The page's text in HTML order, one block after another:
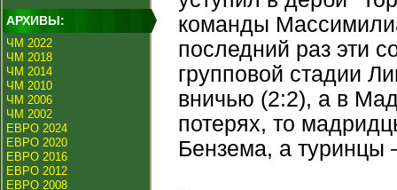
АРХИВЫ:
ЧМ 2022
ЧМ 2018
ЧМ 2014
ЧМ 2010
ЧМ 2006
ЧМ 2002
ЕВРО 2024
ЕВРО 2020
ЕВРО 2016
ЕВРО 2012
ЕВРО 2008
команды
последний раз эти
групповой стадии
вничью (2:2), а в
потерях, то
Бензема, а туринцы